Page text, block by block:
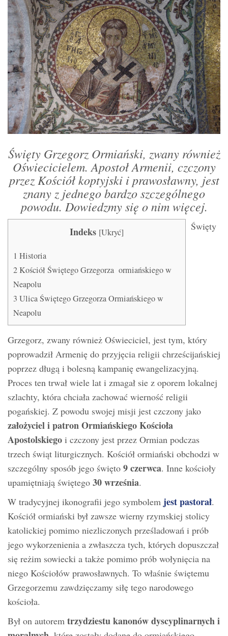
Święty Grzegorz Ormiański, zwany również
Oświecicielem. Apostoł Armenii, czczony
przez Kościół koptyjski i prawosławny, jest
znany z jednego bardzo szczególnego
powodu. Dowiedzmy się o nim więcej.
Indeks [Ukryć]
1 Historia
2Kościół Świętego Grzegorza ormiańskiego w
Neapolu
3 Ulica Świętego Grzegorza Ormiańskiego w
Neapolu
Święty
Grzegorz, zwany również Oświeciciel, jest tym, który
poprowadził Armenię do przyjęcia religii chrześcijańskiej
poprzez długą i bolesną kampanię ewangelizacyjną.
Proces ten trwał wiele lat i zmagał sie z oporem lokalnej
szlachty, która chciała zachować wierność religii
pogańskiej. Z powodu swojej misji jest czczony jako
założyciel i patron Ormiańskiego Kościoła
Apostolskiego i czczony jest przez Ormian podczas
trzech świąt liturgicznych. Kościół ormiański obchodzi w
szczególny sposób jego święto 9 czerwca. Inne kościoły
upamiętniają świętego 30 września.
W tradycyjnej ikonografii jego symbolem jest pastorał.
Kościół ormiański był zawsze wierny rzymskiej stolicy
katolickiej pomimo niezliczonych prześladowań i prób
jego wykorzenienia a zwłaszcza tych, których dopuszczał
się reżim sowiecki a także pomimo prób wołynięcia na
niego Kościołów prawosławnych. To właśnie świętemu
Grzegorzemu zawdzięczamy siłę tego narodowego
kościoła.
Był on autorem trzydziestu kanonów dyscyplinarnych i